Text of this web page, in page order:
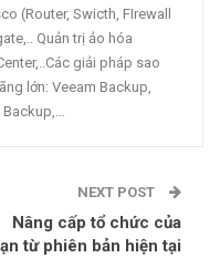
(Router, Swicth, FIrewall
Quản trị ảo hóa
giải pháp sao
lớn: Veeam Backup,
Backup,…
NEXT POST
Nâng cấp tổ chức của
từ phiên bản hiện tại